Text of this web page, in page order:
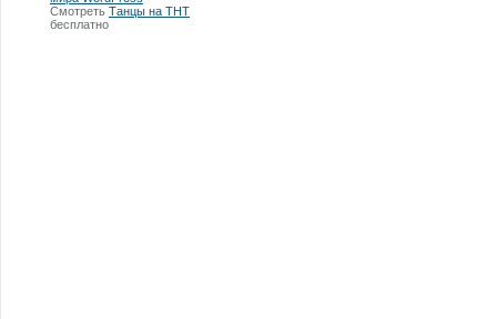
Смотреть Танцы на ТНТ
бесплатно